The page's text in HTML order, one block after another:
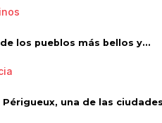
los pueblos más bellos y...
una de las